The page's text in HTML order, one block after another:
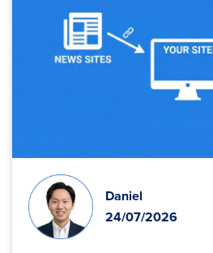
Daniel
24/07/2026